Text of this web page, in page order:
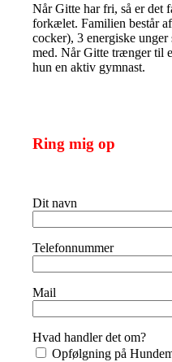
Når Gitte har fri, så er det
forkælet. Familien består
cocker), 3 energiske
med. Når Gitte trænger til
hun en aktiv gymnast.
Ring mig op
Dit navn
Telefonnummer
Mail
Hvad handler det om?
Opfølgning på